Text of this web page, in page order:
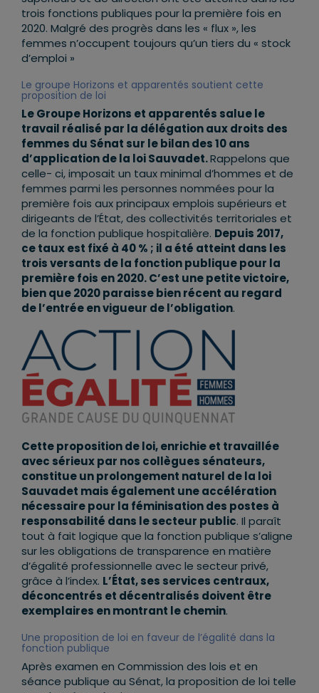
trois fonctions publiques pour la première fois en
2020. Malgré des progrès dans les « flux », les
femmes n’occupent toujours qu’un tiers du « stock
d’emploi »
Le groupe Horizons et apparentés soutient cette
proposition de loi
Le Groupe Horizons et apparentés salue le
travail réalisé par la délégation aux droits des
femmes du Sénat sur le bilan des 10 ans
d’application de la loi Sauvadet.Rappelons que
celle- ci, imposait un taux minimal d’hommes et de
femmes parmi les personnes nommées pour la
première fois aux principaux emplois supérieurs et
dirigeants de l’État, des collectivités territoriales et
de la fonction publique hospitalière. Depuis 2017,
ce taux est fixé à 40 % ; il a été atteint dans les
trois versants de la fonction publique pour la
première fois en 2020. C’est une petite victoire,
bien que 2020 paraisse bien récent au regard
de l’entrée en vigueur de l’obligation.
Cette proposition de loi, enrichie et travaillée
avec sérieux par nos collègues sénateurs,
constitue un prolongement naturel de la loi
Sauvadet mais également une accélération
nécessaire pour la féminisation des postes à
responsabilité dans le secteur public. Il paraît
tout à fait logique que la fonction publique s’aligne
sur les obligations de transparence en matière
d’égalité professionnelle avec le secteur privé,
grâce à l’index. L’État, ses services centraux,
déconcentrés et décentralisés doivent être
exemplaires en montrant le chemin.
Une proposition de loi en faveur de l’égalité dans la
fonction publique
Après examen en Commission des lois et en
séance publique au Sénat, la proposition de loi telle